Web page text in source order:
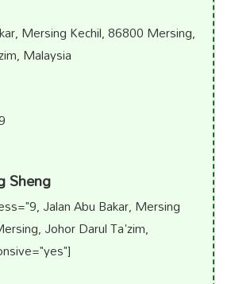
Mersing Kechil, 86800 Mersing,
Malaysia
Sheng
Jalan Abu Bakar, Mersing
Johor Darul Ta'zim,